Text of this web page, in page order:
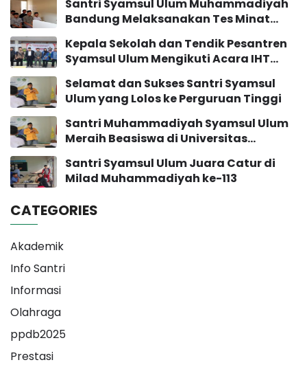
Santri Syamsul Ulum Muhammadiyah
Bandung Melaksanakan Tes Minat
Kepala Sekolah dan Tendik Pesantren
Syamsul Ulum Mengikuti Acara IHT
Selamat dan Sukses Santri Syamsul
Ulum yang Lolos ke Perguruan Tinggi
Santri Muhammadiyah Syamsul Ulum
Meraih Beasiswa di Universitas
Santri Syamsul Ulum Juara Catur di
Milad Muhammadiyah ke-113
CATEGORIES
Akademik
Info Santri
Informasi
Olahraga
ppdb2025
Prestasi